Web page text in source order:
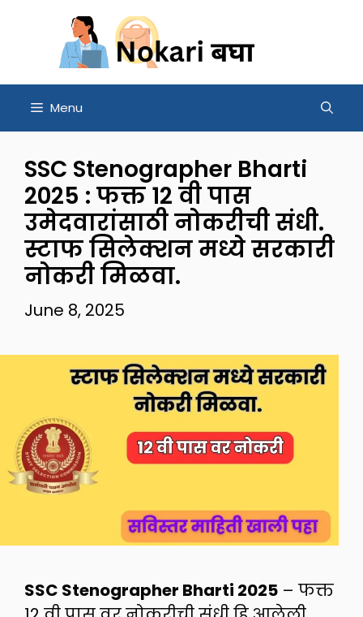
content
Menu
SSC Stenographer Bharti
2025 : फक्त 12 वी पास
उमेदवारांसाठी नोकरीची संधी.
स्टाफ सिलेक्शन मध्ये सरकारी
नोकरी मिळवा.
June 8, 2025
SSC Stenographer Bharti 2025 – फक्त